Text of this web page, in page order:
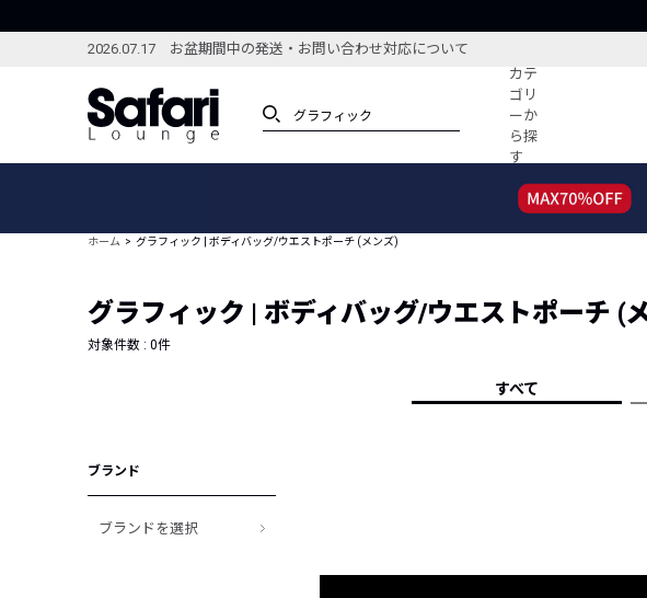
2026.07.17 お盆期間中の発送・お問い合わせ対応について
カテ
ゴリ
ーか
ら探
す
ブランドから探す
新着アイテム
編集部のおすすめアイテム
特集記事
コーディネート
す
ー
人
フ
ホーム グラフィック | ボディバッグ/ウエストポーチ (メンズ)
グラフィック | ボディバッグ/ウエストポーチ (
対象件数 : 0件
すべて
ブランド
ブランドを選択